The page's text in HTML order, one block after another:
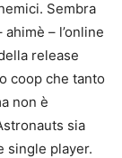
Sembra
– l’online
release
coop che tanto
non è
sia
single player.